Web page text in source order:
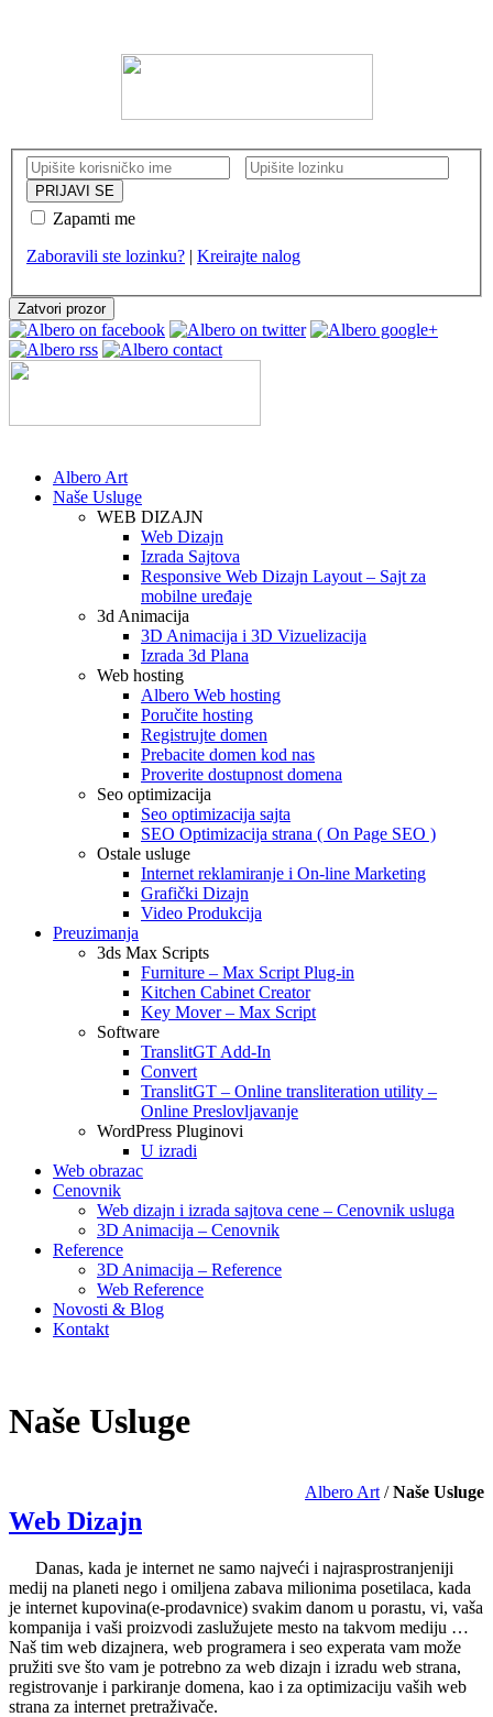
Zapamti me
Zaboravili ste lozinku? | Kreirajte nalog
Zatvori prozor
Albero Art
Naše Usluge
WEB DIZAJN
Web Dizajn
Izrada Sajtova
Responsive Web Dizajn Layout – Sajt za
mobilne uređaje
3d Animacija
3D Animacija i 3D Vizuelizacija
Izrada 3d Plana
Web hosting
Albero Web hosting
Poručite hosting
Registrujte domen
Prebacite domen kod nas
Proverite dostupnost domena
Seo optimizacija
Seo optimizacija sajta
SEO Optimizacija strana ( On Page SEO )
Ostale usluge
Internet reklamiranje i On-line Marketing
Grafički Dizajn
Video Produkcija
Preuzimanja
3ds Max Scripts
Furniture – Max Script Plug-in
Kitchen Cabinet Creator
Key Mover – Max Script
Software
TranslitGT Add-In
Convert
TranslitGT – Online transliteration utility –
Online Preslovljavanje
WordPress Pluginovi
U izradi
Web obrazac
Cenovnik
Web dizajn i izrada sajtova cene – Cenovnik usluga
3D Animacija – Cenovnik
Reference
3D Animacija – Reference
Web Reference
Novosti & Blog
Kontakt
Naše Usluge
Albero Art /Naše Usluge
Web Dizajn
Danas, kada je internet ne samo najveći i najrasprostranjeniji
medij na planeti nego i omiljena zabava milionima posetilaca, kada
je internet kupovina(e-prodavnice) svakim danom u porastu, vi, vaša
kompanija i vaši proizvodi zaslužujete mesto na takvom mediju …
Naš tim web dizajnera, web programera i seo experata vam može
pružiti sve što vam je potrebno za web dizajn i izradu web strana,
registrovanje i parkiranje domena, kao i za optimizaciju vaših web
strana za internet pretraživače.